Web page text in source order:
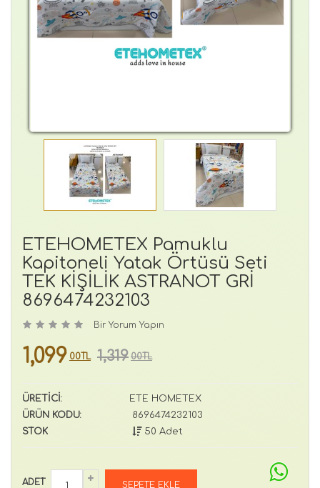
ETEHOMETEX Pamuklu
Kapitoneli Yatak Örtüsü Seti
TEK KİŞİLİK ASTRANOT GRİ
8696474232103
Bir Yorum Yapın
1,099 00TL 1,319 00TL
ÜRETİCİ:
ETE HOMETEX
ÜRÜN KODU:
8696474232103
STOK
50 Adet
ADET